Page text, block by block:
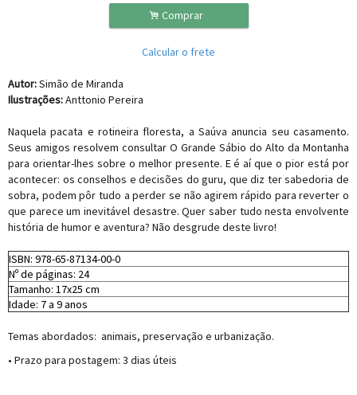
. Comprar
Calcular o frete
Autor:Simão de Miranda
Ilustrações:Anttonio Pereira
Naquela pacata e rotineira floresta, a Saúva anuncia seu casamento.
Seus amigos resolvem consultar O Grande Sábio do Alto da Montanha
para orientar-lhes sobre o melhor presente. E é aí que o pior está por
acontecer: os conselhos e decisões do guru, que diz ter sabedoria de
sobra, podem pôr tudo a perder se não agirem rápido para reverter o
que parece um inevitável desastre. Quer saber tudo nesta envolvente
história de humor e aventura? Não desgrude deste livro!
ISBN: 978-65-87134-00-0
Nº de páginas: 24
Tamanho: 17x25 cm
Idade: 7 a 9 anos
Temas abordados: animais, preservação e urbanização.
• Prazo para postagem: 3 dias úteis